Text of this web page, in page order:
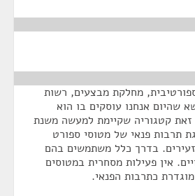
מחלקת מבצעים, רשות
שהיום אנחנו עוסקים בו הוא
זאת קטגוריה שקיימת למעשה משנת
תרבות פנאי של מטוסי ספורט
בדרך כלל משתמשים בהם
אין פעילות מסחרית במטוסים
כתרבות הפנאי.